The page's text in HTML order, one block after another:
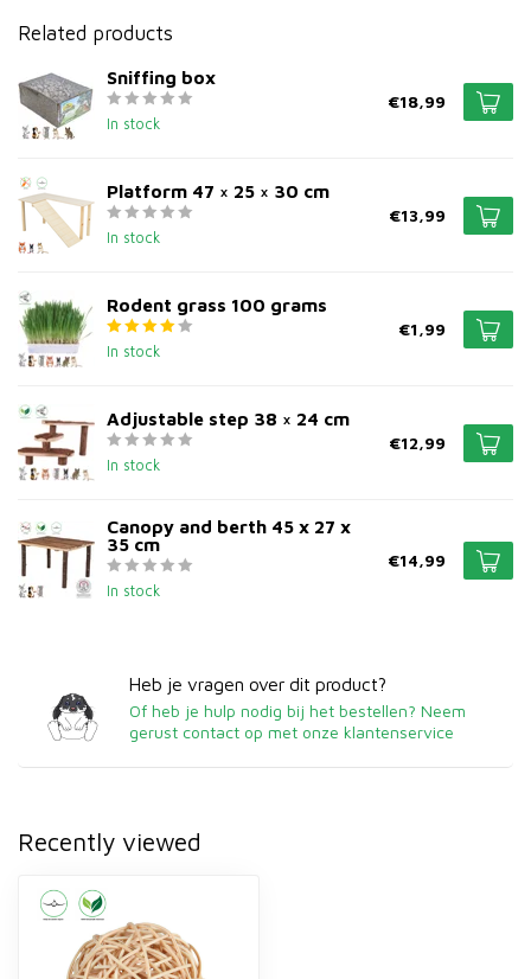
Related products
Sniffing box
In stock
€18,99
Platform 47 × 25 × 30 cm
In stock
€13,99
Rodent grass 100 grams
In stock
€1,99
Adjustable step 38 × 24 cm
In stock
€12,99
Canopy and berth 45 x 27 x
35 cm
In stock
€14,99
Heb je vragen over dit product?
Of heb je hulp nodig bij het bestellen? Neem
gerust contact op met onze klantenservice
Recently viewed